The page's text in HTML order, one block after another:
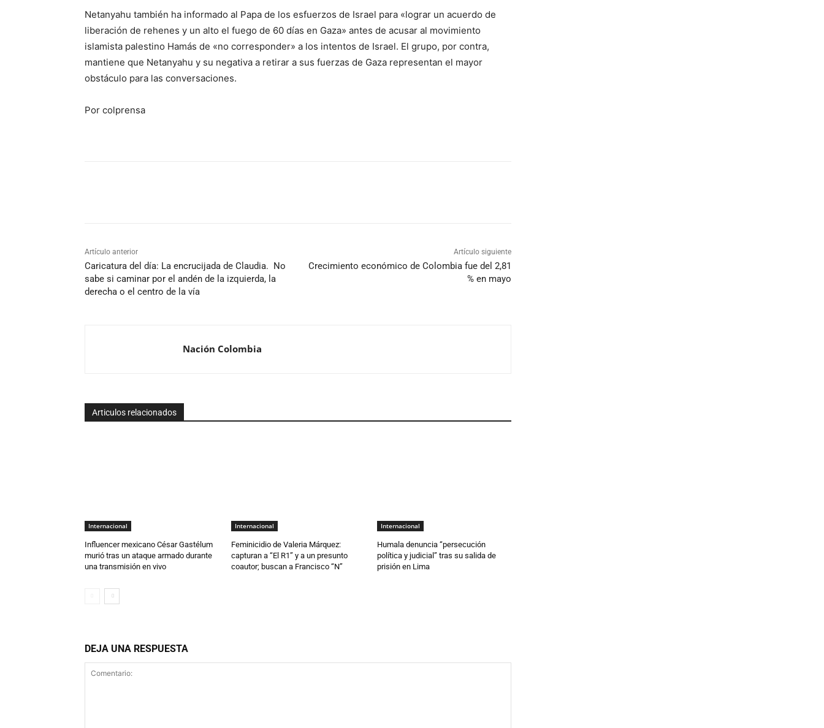
Netanyahu también ha informado al Papa de los esfuerzos de Israel para «lograr un acuerdo de
liberación de rehenes y un alto el fuego de 60 días en Gaza» antes de acusar al movimiento
islamista palestino Hamás de «no corresponder» a los intentos de Israel. El grupo, por contra,
mantiene que Netanyahu y su negativa a retirar a sus fuerzas de Gaza representan el mayor
obstáculo para las conversaciones.
Por colprensa
Artículo anterior
Caricatura del día: La encrucijada de Claudia. No
sabe si caminar por el andén de la izquierda, la
derecha o el centro de la vía
Artículo siguiente
Crecimiento económico de Colombia fue del 2,81
% en mayo
Nación Colombia
Articulos relacionados
Internacional
Influencer mexicano César Gastélum
murió tras un ataque armado durante
una transmisión en vivo
Internacional
Feminicidio de Valeria Márquez:
capturan a “El R1” y a un presunto
coautor; buscan a Francisco “N”
Internacional
Humala denuncia “persecución
política y judicial” tras su salida de
prisión en Lima
DEJA UNA RESPUESTA